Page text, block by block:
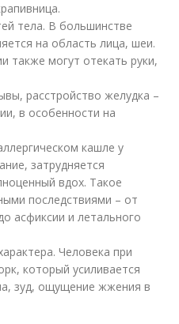
тела. В большинстве
на область лица, шеи.
также могут отекать руки,
расстройство желудка –
в особенности на
кашле у
затрудняется
вдох. Такое
последствиями – от
асфиксии и летального
Человека при
который усиливается
зуд, ощущение жжения в